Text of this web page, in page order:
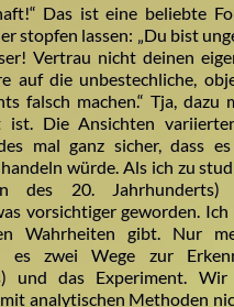
Das ist eine beliebte
stopfen lassen: „Du bist
Vertrau nicht deinen
auf die unbestechliche,
falsch machen.“ Tja, dazu
ist. Die Ansichten
mal ganz sicher, dass
würde. Als ich zu
des 20.
vorsichtiger geworden. Ich
Wahrheiten gibt. Nur
es zwei Wege zur
und das Experiment.
analytischen Methoden